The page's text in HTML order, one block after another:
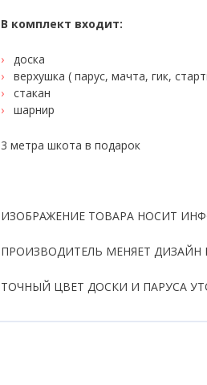
В комплект входит:
доска
верхушка ( парус, мачта, гик,
стакан
шарнир
3 метра шкота в подарок
ИЗОБРАЖЕНИЕ ТОВАРА НОСИТ
ПРОИЗВОДИТЕЛЬ МЕНЯЕТ
ТОЧНЫЙ ЦВЕТ ДОСКИ И ПАРУСА